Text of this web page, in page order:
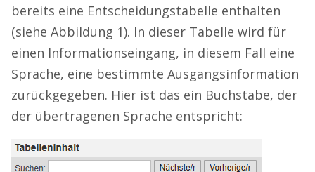
bereits eine Entscheidungstabelle enthalten
(siehe Abbildung 1). In dieser Tabelle wird für
einen Informationseingang, in diesem Fall eine
Sprache, eine bestimmte Ausgangsinformation
zurückgegeben. Hier ist das ein Buchstabe, der
der übertragenen Sprache entspricht: